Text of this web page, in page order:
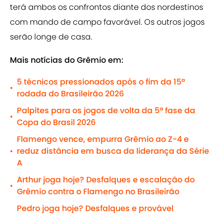
terá ambos os confrontos diante dos nordestinos
com mando de campo favorável. Os outros jogos
serão longe de casa.
Mais notícias do Grêmio em:
•
5 técnicos pressionados após o fim da 15ª
rodada do Brasileirão 2026
•
Palpites para os jogos de volta da 5ª fase da
Copa do Brasil 2026
•
Flamengo vence, empurra Grêmio ao Z-4 e
reduz distância em busca da liderança da Série
A
•
Arthur joga hoje? Desfalques e escalação do
Grêmio contra o Flamengo no Brasileirão
Pedro joga hoje? Desfalques e provável